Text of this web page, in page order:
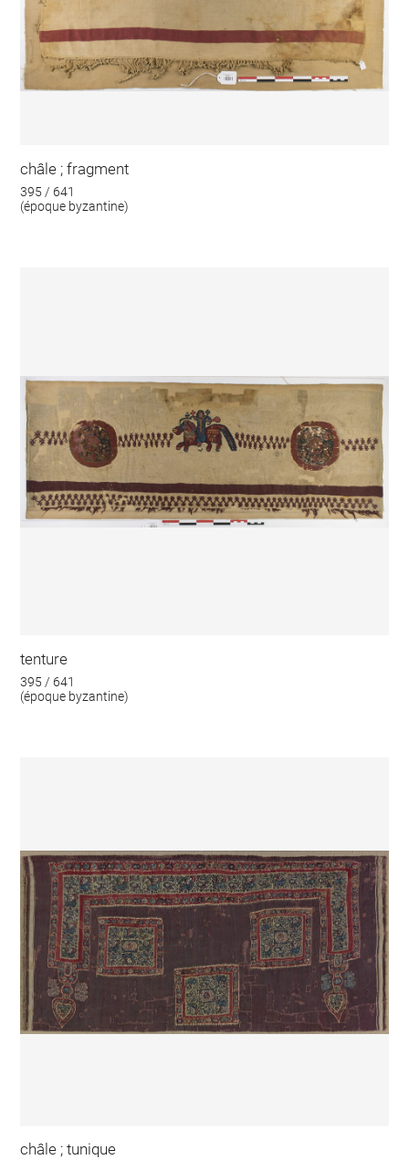
châle ; fragment
395 / 641
(époque byzantine)
tenture
395 / 641
(époque byzantine)
châle ; tunique